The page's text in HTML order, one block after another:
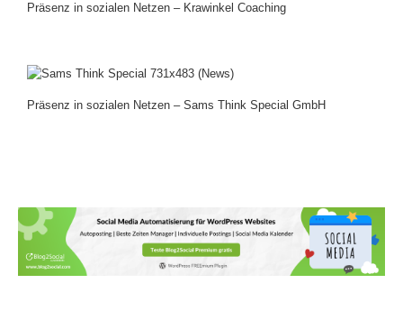
Präsenz in sozialen Netzen – Krawinkel Coaching
Präsenz in sozialen Netzen – Sams Think Special GmbH